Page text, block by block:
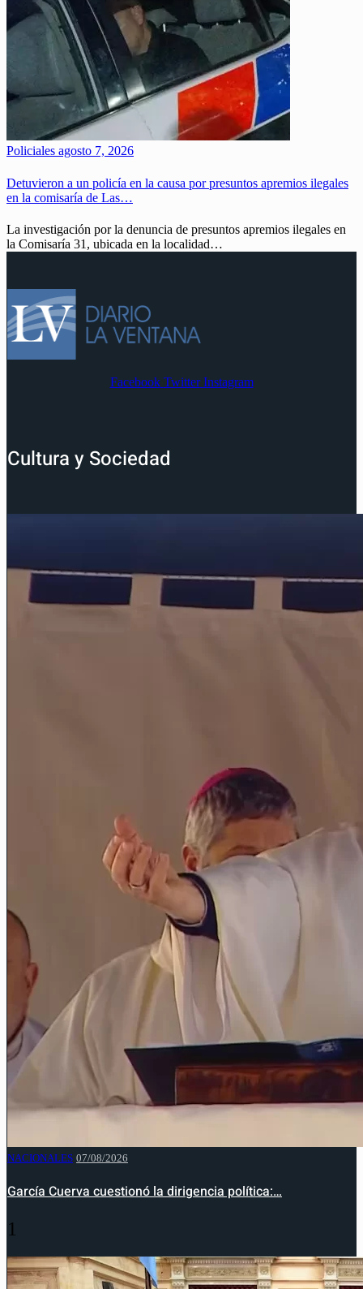
Policiales agosto 7, 2026
Detuvieron a un policía en la causa por presuntos apremios ilegales
en la comisaría de Las…
La investigación por la denuncia de presuntos apremios ilegales en
la Comisaría 31, ubicada en la localidad…
Facebook Twitter Instagram
Cultura y Sociedad
NACIONALES 07/08/2026
García Cuerva cuestionó la dirigencia política:…
1